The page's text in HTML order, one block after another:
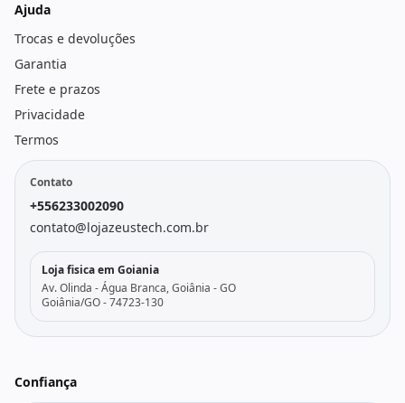
Ajuda
Trocas e devoluções
Garantia
Frete e prazos
Privacidade
Termos
Contato
+556233002090
contato@lojazeustech.com.br
Loja fisica em Goiania
Av. Olinda - Água Branca, Goiânia - GO
Goiânia/GO - 74723-130
Confiança